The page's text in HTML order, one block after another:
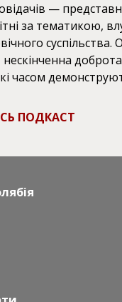
—
за тематикою,
нескінченна
часом
ПОДКАСТ